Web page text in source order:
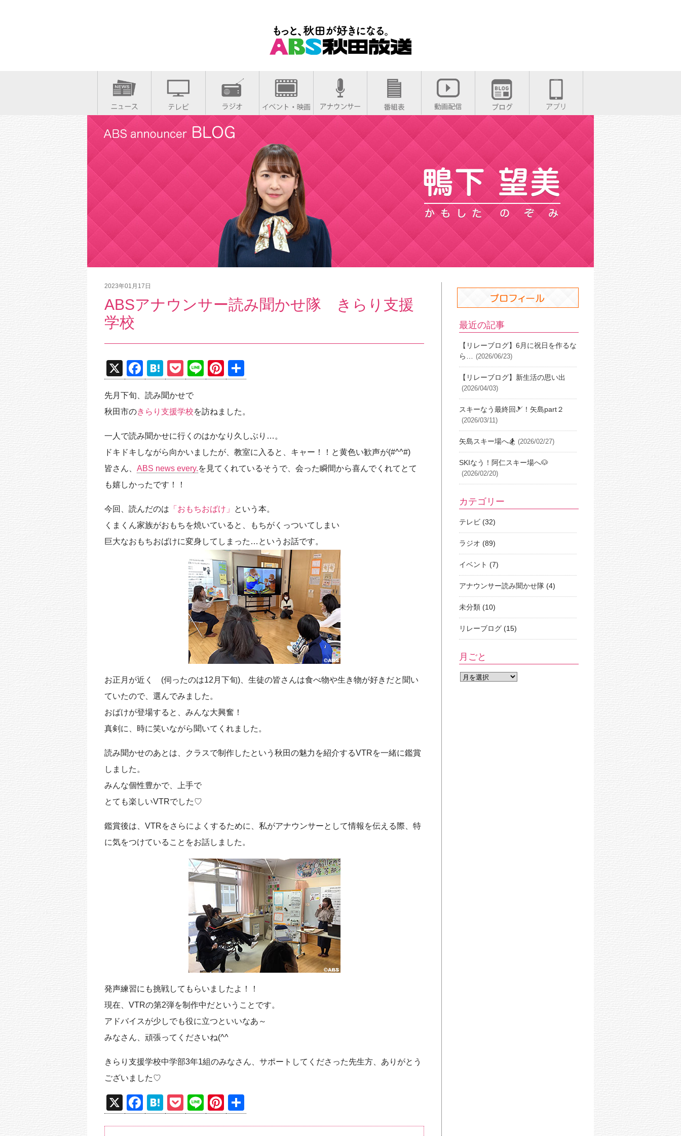
2023年01月17日
ABSアナウンサー読み聞かせ隊 きらり支援
学校
X
F
a
c
e
b
o
o
k
H
at
e
n
a
P
o
ck
et
Li
n
Pi
nt
e
st
有
先月下旬、読み聞かせで
秋田市のきらり支援学校を訪ねました。
一人で読み聞かせに行くのはかなり久しぶり…。
ドキドキしながら向かいましたが、教室に入ると、キャー！！と黄色い歓声が(#^^#)
皆さん、 ABS news every.を見てくれているそうで、会った瞬間から喜んでくれてとて
も嬉しかったです！！
今回、読んだのは 「おもちおばけ」
という本。
くまくん家族がおもちを焼いていると、もちがくっついてしまい
巨大なおもちおばけに変身してしまった…というお話です。
お正月が近く (伺ったのは12月下旬)、生徒の皆さんは食べ物や生き物が好きだと聞い
ていたので、選んでみました。
おばけが登場すると、みんな大興奮！
真剣に、時に笑いながら聞いてくれました。
読み聞かせのあとは、クラスで制作したという秋田の魅力を紹介するVTRを一緒に鑑賞
しました。
みんな個性豊かで、上手で
とても楽しいVTRでした♡
鑑賞後は、VTRをさらによくするために、私がアナウンサーとして情報を伝える際、特
に気をつけていることをお話しました。
発声練習にも挑戦してもらいましたよ！！
現在、VTRの第2弾を制作中だということです。
アドバイスが少しでも役に立つといいなあ～
みなさん、頑張ってくださいね(^^
きらり支援学校中学部3年1組のみなさん、サポートしてくださった先生方、ありがとう
ございました♡
X
F
a
H
at
P
o
Li
n
Pi
nt 有
最近の記事
【リレーブログ】6月に祝日を作るな
ら…
(2026/06/23)
【リレーブログ】新生活の思い出
(2026/04/03)
スキーなう最終回🎿！矢島part２
(2026/03/11)
矢島スキー場へ🏂 (2026/02/27)
SKIなう！阿仁スキー場へ🐶
(2026/02/20)
カテゴリー
テレビ (32)
ラジオ (89)
イベント (7)
アナウンサー読み聞かせ隊 (4)
未分類 (10)
リレーブログ (15)
月ごと